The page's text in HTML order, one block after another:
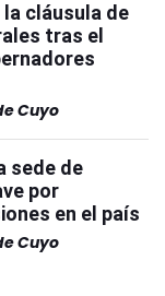
la cláusula de
tras el
Cuyo
sede de
por
en el país
Cuyo